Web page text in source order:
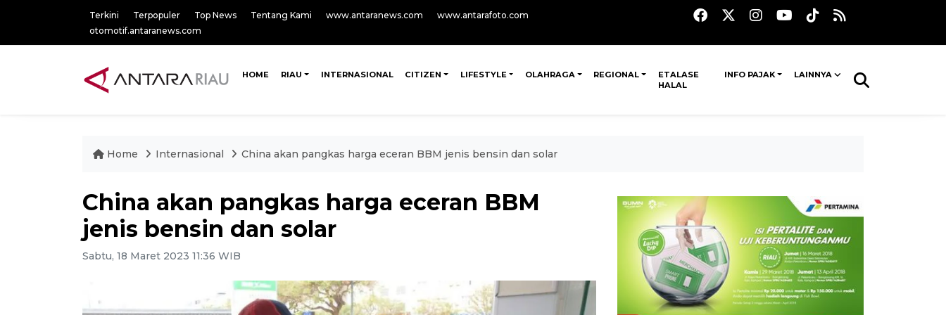
Terkini Terpopuler Top News Tentang Kami www.antaranews.com
www.antarafoto.com
otomotif.antaranews.com
HOME RIAU INTERNASIONAL CITIZEN LIFESTYLE OLAHRAGA REGIONAL
ETALASE
HALAL
INFO PAJAK LAINNYA
Home Internasional China akan pangkas harga eceran BBM jenis bensin dan solar
China akan pangkas harga eceran BBM
jenis bensin dan solar
Sabtu, 18 Maret 2023 11:36 WIB